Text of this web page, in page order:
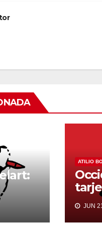
ATILIO
JUN